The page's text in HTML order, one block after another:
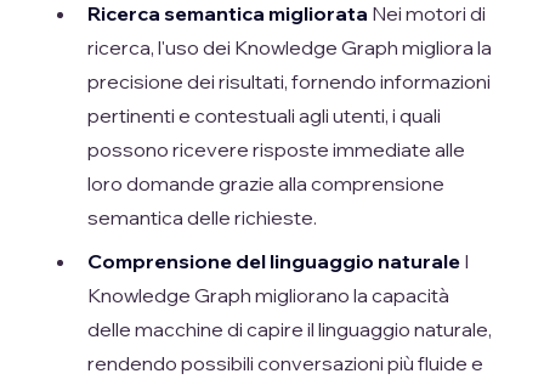
Ricerca semantica migliorata Nei motori di
ricerca, l'uso dei Knowledge Graph migliora la
precisione dei risultati, fornendo informazioni
pertinenti e contestuali agli utenti, i quali
possono ricevere risposte immediate alle
loro domande grazie alla comprensione
semantica delle richieste.
Comprensione del linguaggio naturale I
Knowledge Graph migliorano la capacità
delle macchine di capire il linguaggio naturale,
rendendo possibili conversazioni più fluide e